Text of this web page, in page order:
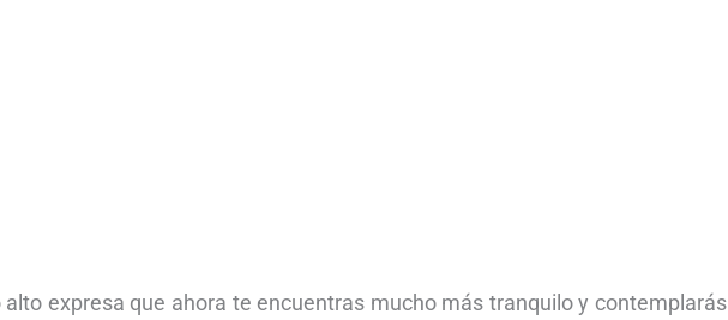
alto expresa que ahora te encuentras mucho más tranquilo y contemplarás